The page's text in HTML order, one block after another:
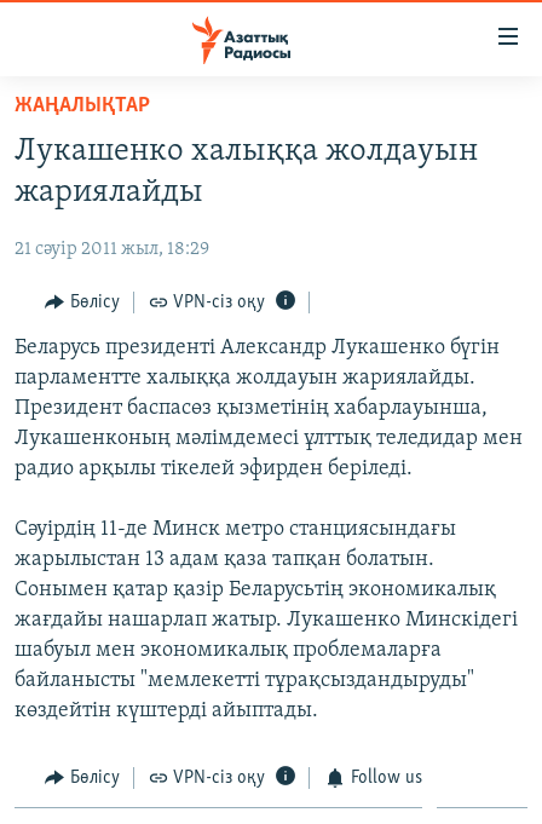
Skip
main
content
to
Navigation
Skip
to
Search
САЯСАТ
AZATTYQTV
ҚАҢТАР ОҚИҒАСЫ
АДАМ ҚҰҚЫҚТАРЫ
ӘЛЕУМЕТ
ӘЛЕМ
АРНАЙЫ ЖОБАЛАР
ЖАЗЫЛЫҢЫЗ
Басқа тілдерде
ЖАҢАЛЫҚТАР
Лукашенко халыққа жолдауын
жариялайды
21 сәуір 2011 жыл, 18:29
Бөлісу VPN-сіз оқу
Беларусь президенті Александр Лукашенко бүгін
парламентте халыққа жолдауын жариялайды.
Президент баспасөз қызметінің хабарлауынша,
Лукашенконың мәлімдемесі ұлттық теледидар мен
радио арқылы тікелей эфирден беріледі.
Сәуірдің 11-де Минск метро станциясындағы
жарылыстан 13 адам қаза тапқан болатын.
Сонымен қатар қазір Беларусьтің экономикалық
жағдайы нашарлап жатыр. Лукашенко Минскідегі
шабуыл мен экономикалық проблемаларға
байланысты "мемлекетті тұрақсыздандыруды"
көздейтін күштерді айыптады.
Бөлісу VPN-сіз оқу Follow us